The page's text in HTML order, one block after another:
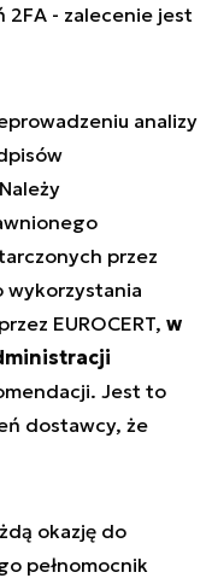
2FA - zalecenie jest
analizy
przez
wykorzystania
EUROCERT, w
Jest to
dostawcy, że
okazję do
pełnomocnik